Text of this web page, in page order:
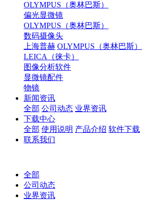
OLYMPUS（奥林巴斯）
偏光显微镜
OLYMPUS（奥林巴斯）
数码摄像头
上海普赫 OLYMPUS（奥林巴斯）
LEICA（徕卡）
图像分析软件
显微镜配件
物镜
新闻资讯
全部 公司动态 业界资讯
下载中心
全部 使用说明 产品介绍 软件下载
联系我们
全部
公司动态
业界资讯